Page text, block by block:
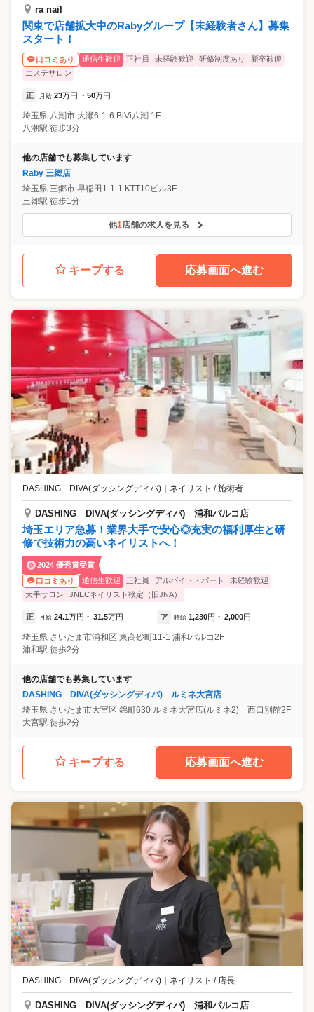
ra nail
関東で店舗拡大中のRabyグループ【未経験者さん】募集
スタート！
口コミあり 通信生歓迎 正社員 未経験歓迎 研修制度あり
新卒歓迎
エステサロン
正 月給 23万円 ~ 50万円
埼玉県 八潮市 大瀬6-1-6 BiVi八潮 1F
八潮駅 徒歩3分
他の店舗でも募集しています
Raby 三郷店
埼玉県 三郷市 早稲田1-1-1 KTT10ビル3F
三郷駅 徒歩1分
他1店舗の求人を見る
キープする 応募画面へ進む
DASHING DIVA(ダッシングディバ) ｜ ネイリスト / 施術者
DASHING DIVA(ダッシングディバ) 浦和パルコ店
埼玉エリア急募！業界大手で安心◎充実の福利厚生と研
修で技術力の高いネイリストへ！
2024 優秀賞受賞
口コミあり
通信生歓迎 正社員 アルバイト・パート
未経験歓迎
大手サロン
JNECネイリスト検定（旧JNA）
正 月給 24.1万円 ~ 31.5万円 ア 時給 1,230円 ~ 2,000円
埼玉県 さいたま市浦和区 東高砂町11-1 浦和パルコ2F
浦和駅 徒歩2分
他の店舗でも募集しています
DASHING DIVA(ダッシングディバ) ルミネ大宮店
埼玉県 さいたま市大宮区 錦町630 ルミネ大宮店(ルミネ2) 西口別館2F
大宮駅 徒歩2分
キープする 応募画面へ進む
DASHING DIVA(ダッシングディバ) ネイリスト / 店長
DASHING DIVA(ダッシングディバ) 浦和パルコ店